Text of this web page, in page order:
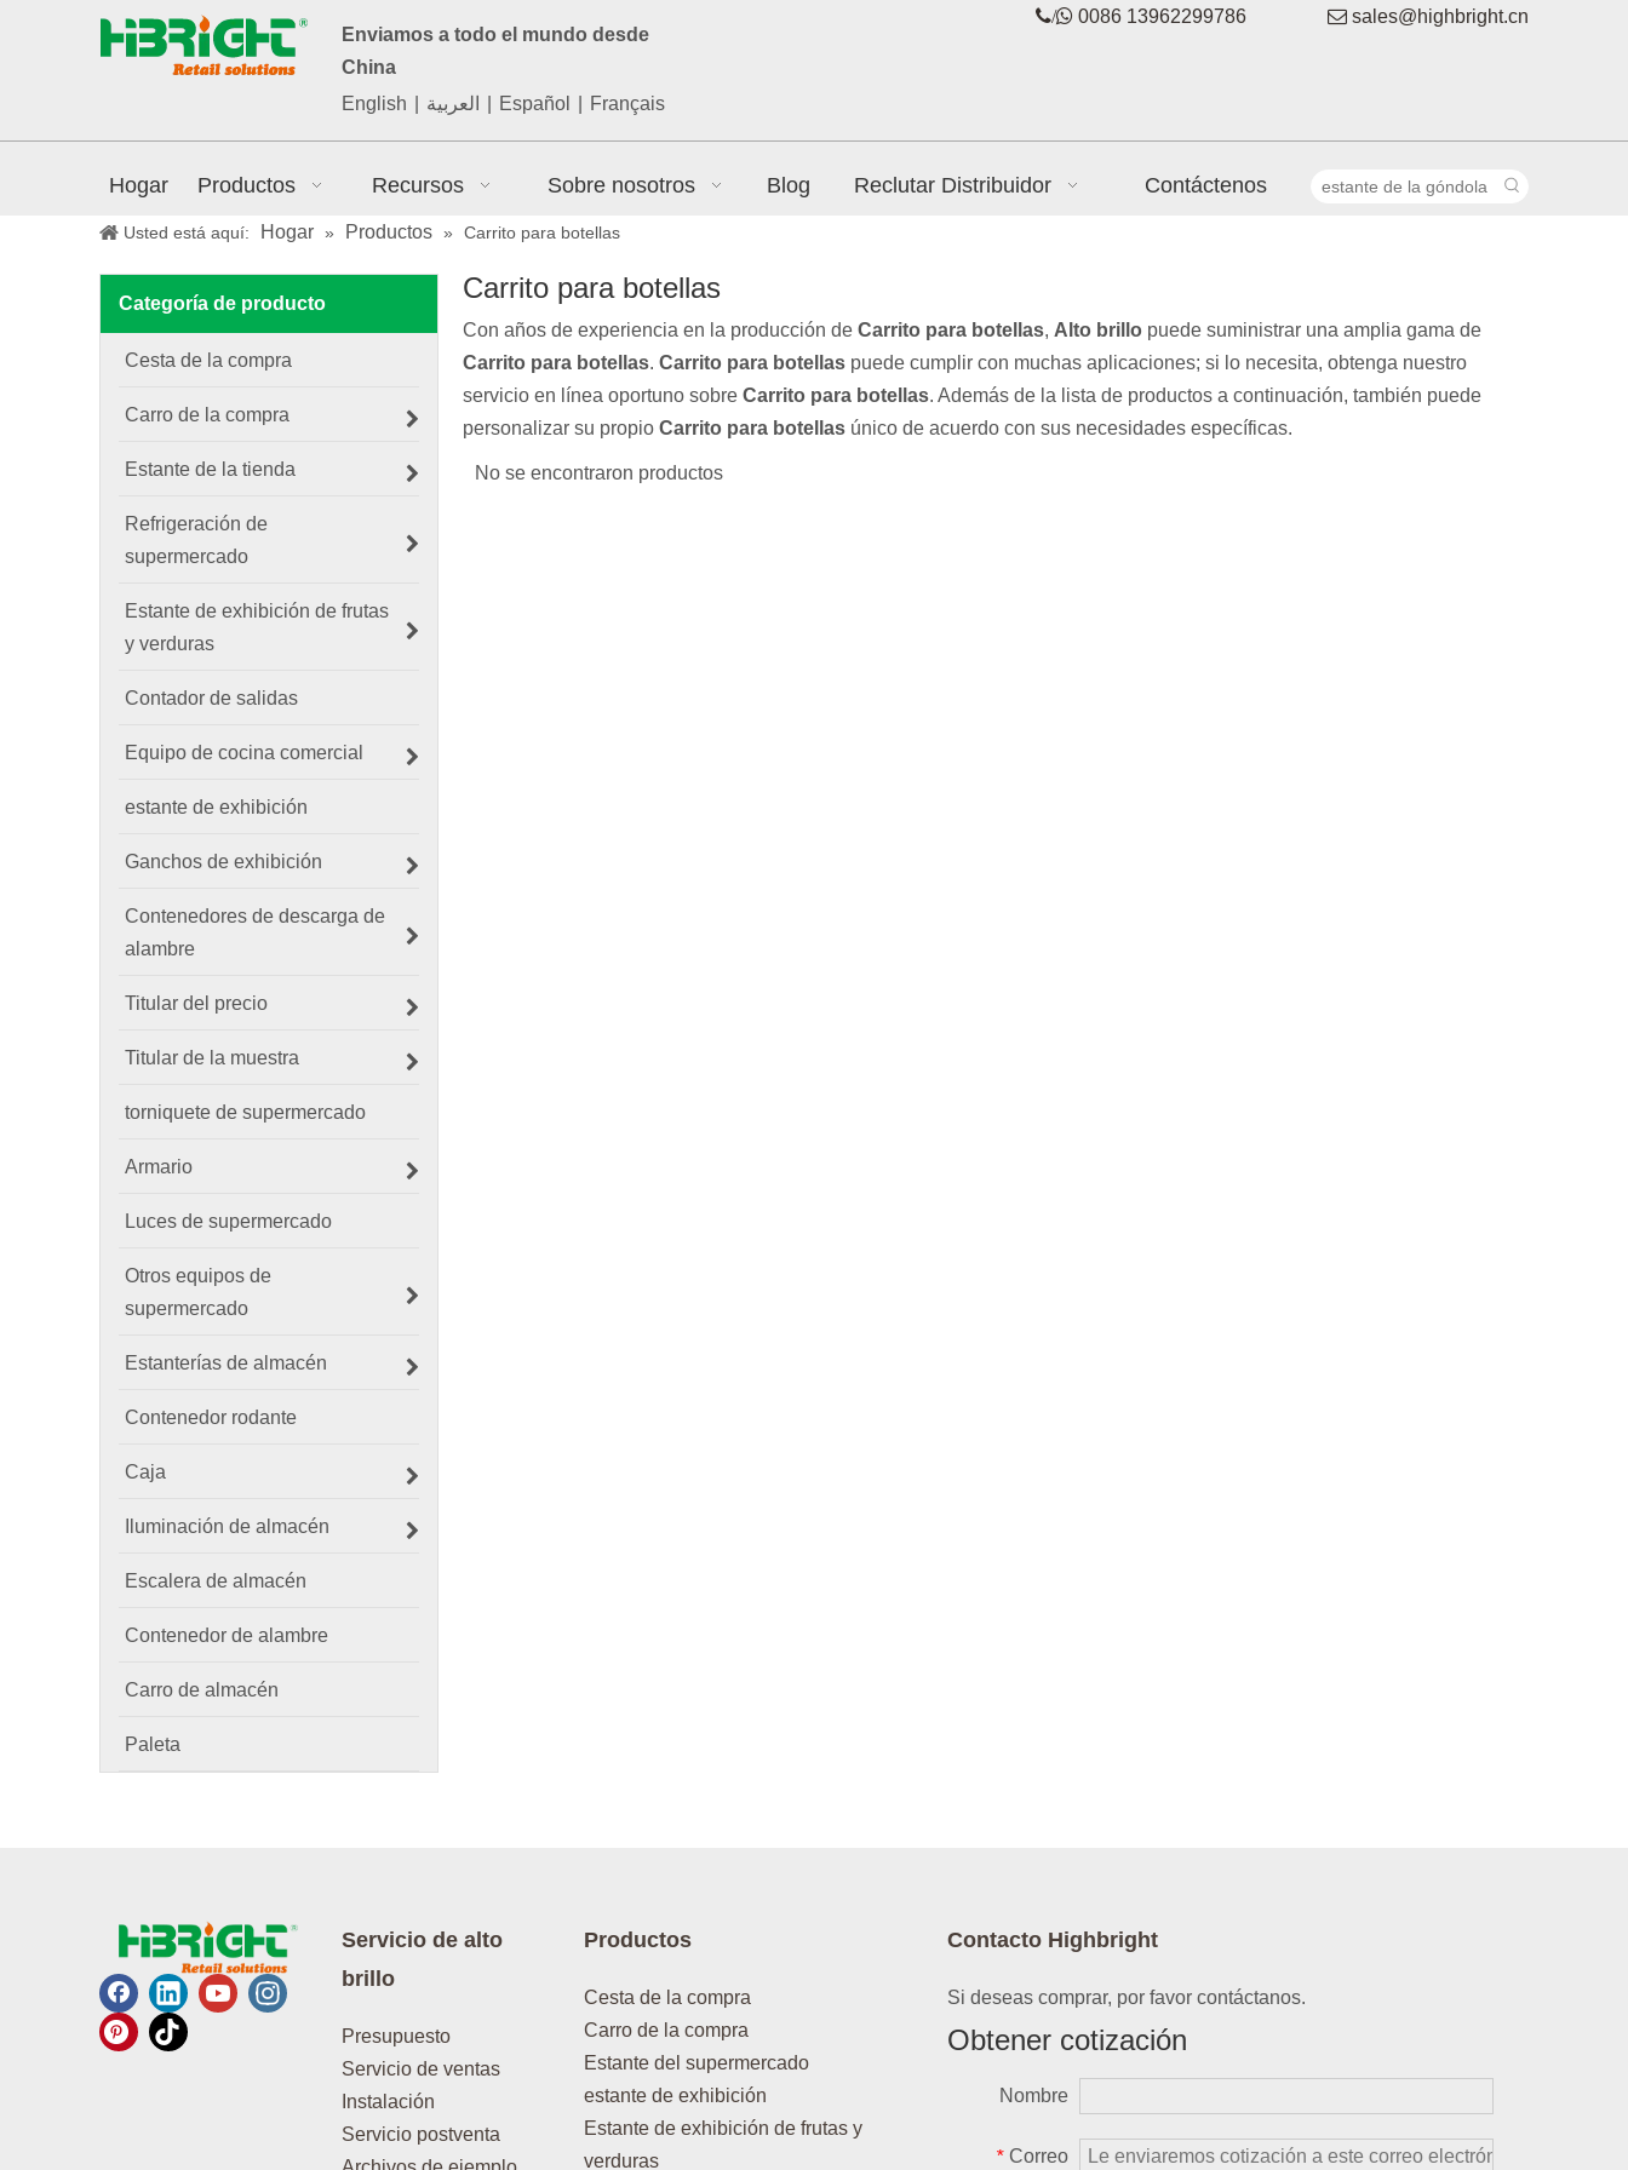
Enviamos a todo el mundo desde
China
English
العربية Español Français
/ 0086 13962299786  sales@highbright.cn
Hogar Productos Recursos Sobre nosotros Blog Reclutar Distribuidor Contáctenos
Usted está aquí: Hogar » Productos » Carrito para botellas
Categoría de producto
Cesta de la compra
Carro de la compra
Estante de la tienda
Refrigeración de
supermercado
Estante de exhibición de frutas
y verduras
Contador de salidas
Equipo de cocina comercial
estante de exhibición
Ganchos de exhibición
Contenedores de descarga de
alambre
Titular del precio
Titular de la muestra
torniquete de supermercado
Armario
Luces de supermercado
Otros equipos de
supermercado
Estanterías de almacén
Contenedor rodante
Caja
Iluminación de almacén
Escalera de almacén
Contenedor de alambre
Carro de almacén
Paleta
Carrito para botellas
Con años de experiencia en la producción de Carrito para botellas, Alto brillo puede suministrar una amplia gama de
Carrito para botellas. Carrito para botellas puede cumplir con muchas aplicaciones; si lo necesita, obtenga nuestro
servicio en línea oportuno sobre Carrito para botellas. Además de la lista de productos a continuación, también puede
personalizar su propio Carrito para botellas único de acuerdo con sus necesidades específicas.
No se encontraron productos
Servicio de alto
brillo
Presupuesto
Servicio de ventas
Instalación
Servicio postventa
Productos
Cesta de la compra
Carro de la compra
Estante del supermercado
estante de exhibición
Estante de exhibición de frutas y
verduras
Contacto Highbright
Si deseas comprar, por favor contáctanos.
Obtener cotización
Nombre
* Correo